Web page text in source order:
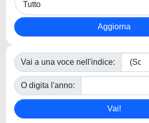
Vai a una voce nell'indice:
O digita l'anno: